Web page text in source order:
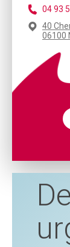
04 93
40
06100